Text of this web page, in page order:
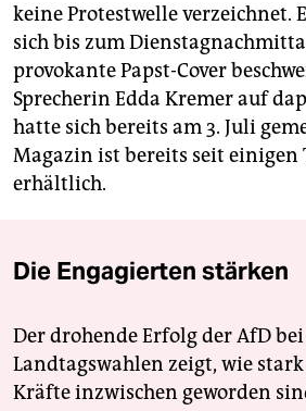
keine Protestwelle verzeichnet.
sich bis zum
provokante Papst-Cover
Sprecherin Edda Kremer auf
hatte sich bereits am 3. Juli
Magazin ist bereits seit einigen
erhältlich.
Die Engagierten stärken
Der drohende Erfolg der AfD
Landtagswahlen zeigt, wie
Kräfte inzwischen geworden